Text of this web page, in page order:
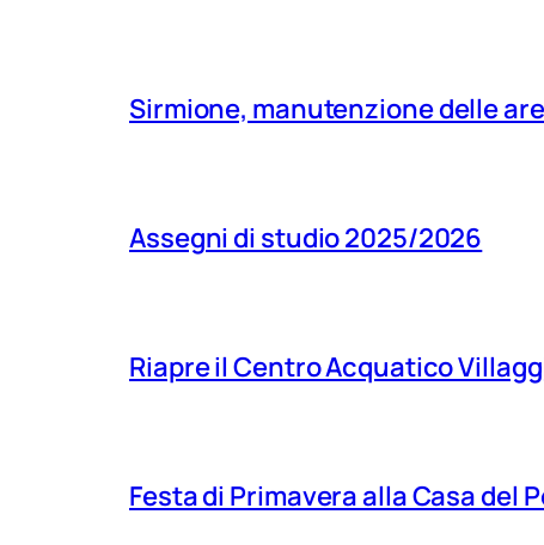
Sirmione, manutenzione delle
Assegni di studio 2025/2026
Riapre il Centro Acquatico
Festa di Primavera alla Casa del